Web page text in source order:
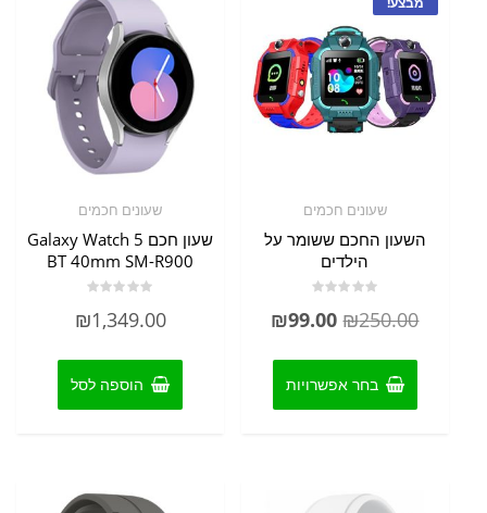
שעונים חכמים
השעון החכם ששומר על
הילדים
0
₪250.00
המחיר
היה:
₪250.00.
₪99.00
המחיר
בחר אפשרויות
למוצר
שעונים חכמים
שעון חכם Galaxy Watch 5
BT 40mm SM-R900
0
₪1,349.00
הוספה לסל